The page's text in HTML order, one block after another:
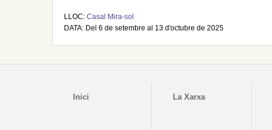
LLOC: Casal Mira-sol
DATA: Del 6 de setembre al 13 d'octubre de 2025
Inici La Xarxa